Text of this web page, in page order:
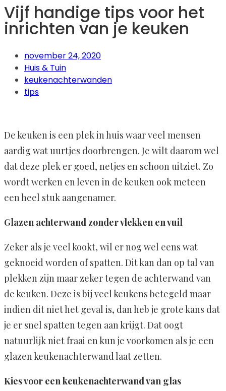
Vijf handige tips voor het
inrichten van je keuken
november 24, 2020
Huis & Tuin
keukenachterwanden
tips
De keuken is een plek in huis waar veel mensen
aardig wat uurtjes doorbrengen. Je wilt daarom wel
dat deze plek er goed, netjes en schoon uitziet. Zo
wordt werken en leven in de keuken ook meteen
een heel stuk aangenamer.
Glazen achterwand zonder vlekken en vuil
Zeker als je veel kookt, wil er nog wel eens wat
geknoeid worden of spatten. Dit kan dan op tal van
plekken zijn maar zeker tegen de achterwand van
de keuken. Deze is bij veel keukens betegeld maar
indien dit niet het geval is, dan heb je grote kans dat
je er snel spatten tegen aan krijgt. Dat oogt
natuurlijk niet fraai en kun je voorkomen als je een
glazen keukenachterwand laat zetten.
Kies voor een keukenachterwand van glas